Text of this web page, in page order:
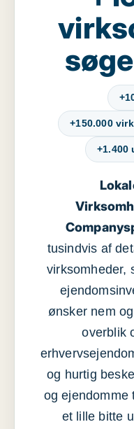
+150.000
+1.400
tusindvis af
virksomheder,
ønsker nem
overblik
og hurtig
og ejendomme
et lille bitte